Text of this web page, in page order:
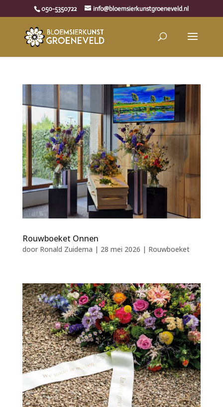
050-5350722 info@bloemsierkunstgroeneveld.nl
Rouwboeket Onnen
door Ronald Zuidema | 28 mei 2026 | Rouwboeket